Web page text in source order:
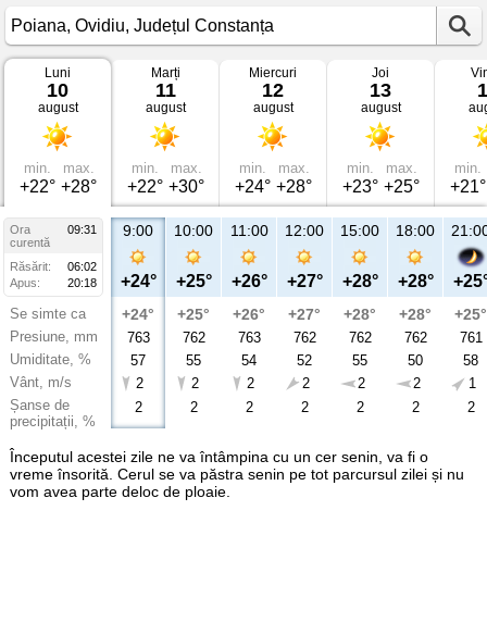
Vremea
Poiana
Ovidiu,
Județul
Constanța
Luni
10
august
min.
+22°
max.
+28°
Marți
11
august
min.
+22°
max.
+30°
Miercuri
12
august
min.
+24°
max.
+28°
Joi
13
august
min.
+23°
max.
+25°
min.
+21°
Ora
09:31
curentă
Răsărit:
06:02
Apus:
20:18
Se simte ca
Presiune, mm
Umiditate, %
Vânt, m/s
Șanse de
precipitații, %
9:00
+24°
+24°
763
57
2
2
10:00
+25°
+25°
762
55
2
2
11:00
+26°
+26°
763
54
2
2
12:00
+27°
+27°
762
52
2
2
15:00
+28°
+28°
762
55
2
2
18:00
+28°
+28°
762
50
2
2
+25°
761
58
1
2
Începutul acestei zile ne va întâmpina cu un cer senin, va fi o
vreme însorită. Cerul se va păstra senin pe tot parcursul zilei și nu
vom avea parte deloc de ploaie.